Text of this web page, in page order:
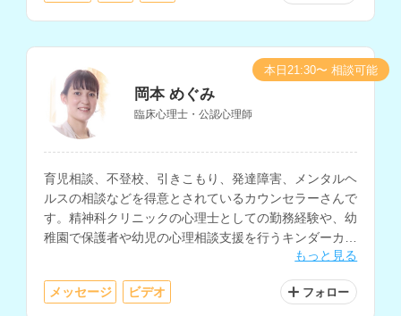
岡本 めぐみ
臨床心理士・公認心理師
育児相談、不登校、引きこもり、発達障害、メンタルヘ
ルスの相談などを得意とされているカウンセラーさんで
す。精神科クリニックの心理士としての勤務経験や、幼
稚園で保護者や幼児の心理相談支援を行うキンダーカウ
ンセラー、スクールカウンセラーなどの勤務経験もお持
ちです。
もっと見る
メッセージ ビデオ フォロー
本日21:30〜 相談可能